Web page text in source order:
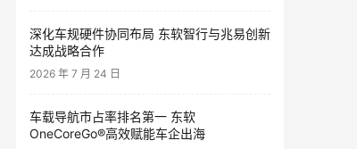
深化车规硬件协同布局 东软智行与兆易创新
达成战略合作
2026 年 7 月 24 日
车载导航市占率排名第一 东软
OneCoreGo®高效赋能车企出海